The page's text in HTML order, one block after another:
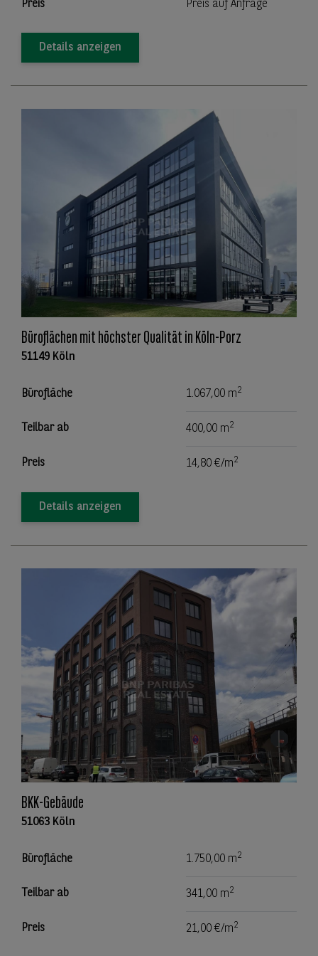
Preis Preis auf Anfrage
Details anzeigen
Büroflächen mit höchster Qualität in Köln-Porz
51149 Köln
Bürofläche 1.067,00 m2
Teilbar ab 400,00 m2
Preis 14,80 €/m2
Details anzeigen
BKK-Gebäude
51063 Köln
Bürofläche 1.750,00 m2
Teilbar ab 341,00 m2
Preis 21,00 €/m2